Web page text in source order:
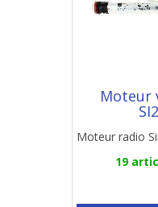
Moteur
Moteur radio
19